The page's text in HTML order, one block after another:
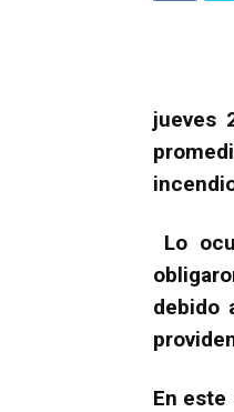
jueves
Lo
debido
En